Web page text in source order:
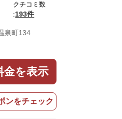
クチコミ数
:193件
泉町134
金を表示
ンをチェック